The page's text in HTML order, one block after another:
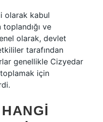
olarak kabul
ve
olarak, devlet
tarafından
genellikle Cizyedar
toplamak için